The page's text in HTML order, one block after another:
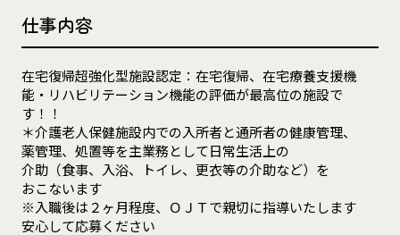
仕事内容
在宅復帰超強化型施設認定：在宅復帰、在宅療養支援機
能・リハビリテーション機能の評価が最高位の施設で
す！！
＊介護老人保健施設内での入所者と通所者の健康管理、
薬管理、処置等を主業務として日常生活上の
介助（食事、入浴、トイレ、更衣等の介助など）を
おこないます
※入職後は２ヶ月程度、ＯＪＴで親切に指導いたします
安心して応募ください